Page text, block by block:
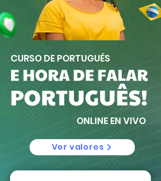
CURSO DE PORTUGUÉS
ONLINE EN VIVO
Ver valores